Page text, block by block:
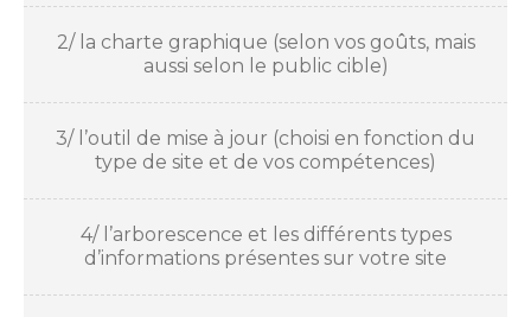
2/ la charte graphique (selon vos goûts, mais
aussi selon le public cible)
3/ l’outil de mise à jour (choisi en fonction du
type de site et de vos compétences)
4/ l’arborescence et les différents types
d’informations présentes sur votre site